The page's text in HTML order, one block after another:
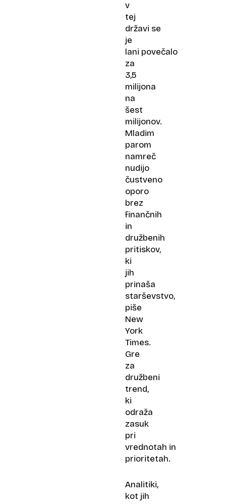
v
tej
državi se
je
lani povečalo
za
3,5
milijona
na
šest
milijonov.
Mladim
parom
namreč
nudijo
čustveno
oporo
brez
finančnih
in
družbenih
pritiskov,
ki
jih
prinaša
starševstvo,
piše
New
York
Times.
Gre
za
družbeni
trend,
ki
odraža
zasuk
pri
vrednotah in
prioritetah.
Analitiki,
kot jih